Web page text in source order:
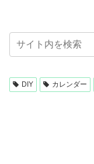
DIY カレンダー